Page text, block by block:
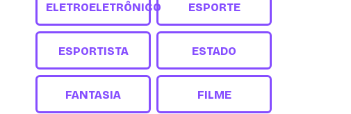
ELETROELETRÔNICO ESPORTE
ESPORTISTA ESTADO
FANTASIA FILME